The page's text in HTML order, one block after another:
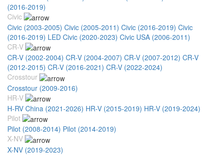
(2016-2019)
Civic
Civic (2003-2005) Civic (2005-2011) Civic (2016-2019) Civic
(2016-2019) LED Civic (2020-2023) Civic USA (2006-2011)
CR-V
CR-V (2002-2004) CR-V (2004-2007) CR-V (2007-2012) CR-V
(2012-2015) CR-V (2016-2021) CR-V (2022-2024)
Crosstour
Crosstour (2009-2016)
HR-V
H-RV China (2021-2026) HR-V (2015-2019) HR-V (2019-2024)
Pilot
Pilot (2008-2014) Pilot (2014-2019)
X-NV
X-NV (2019-2023)